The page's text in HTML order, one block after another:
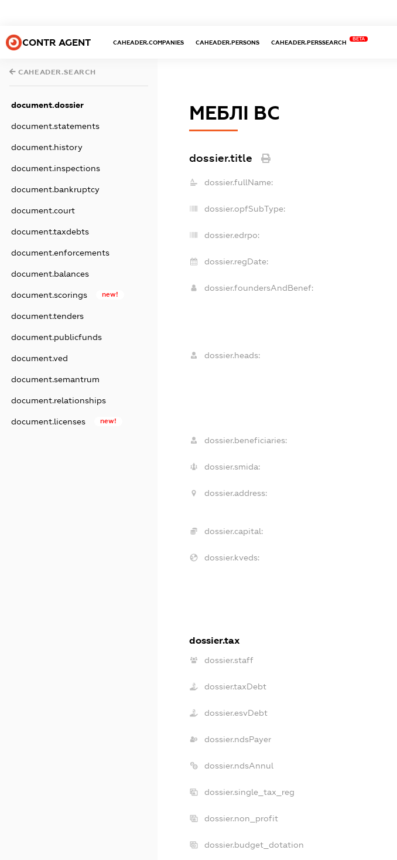
CONTR AGENT CAHEADER.COMPANIES CAHEADER.PERSONS CAHEADER.PERSSEARCH
BETA
CAHEADER.SEARCH
document.dossier
document.statements
document.history
document.inspections
document.bankruptcy
document.court
document.taxdebts
document.enforcements
document.balances
document.scorings new!
document.tenders
document.publicfunds
document.ved
document.semantrum
document.relationships
document.licenses new!
МЕБЛІ ВС
dossier.title
dossier.fullName:
dossier.opfSubType:
dossier.edrpo:
dossier.regDate:
dossier.foundersAndBenef:
dossier.heads:
dossier.beneficiaries:
dossier.smida:
dossier.address:
dossier.capital:
dossier.kveds:
dossier.tax
dossier.staff
dossier.taxDebt
dossier.esvDebt
dossier.ndsPayer
dossier.ndsAnnul
dossier.single_tax_reg
dossier.non_profit
dossier.budget_dotation